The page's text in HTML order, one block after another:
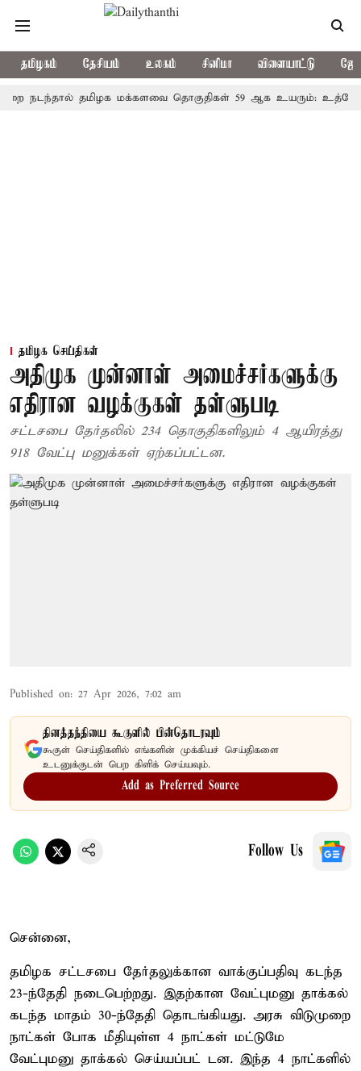
தமிழகம் தேசியம் உலகம் சினிமா விளையாட்டு
தமிழக மக்களவை தொகுதிகள் 59 ஆக உயரும்: உத்தேச
தமிழக செய்திகள்
அதிமுக முன்னாள் அமைச்சர்களுக்கு
எதிரான வழக்குகள் தள்ளுபடி
சட்டசபை தேர்தலில் 234 தொகுதிகளிலும் 4 ஆயிரத்து
918 வேட்பு மனுக்கள் ஏற்கப்பட்டன.
Published on: 27 Apr 2026, 7:02 am
தினத்தந்தியை கூகுளில் பின்தொடரவும்
கூகுள் செய்திகளில் எங்களின் முக்கியச் செய்திகளை
உடனுக்குடன் பெற கிளிக் செய்யவும்.
Add as Preferred Source
Follow Us
சென்னை,
தமிழக சட்டசபை தேர்தலுக்கான வாக்குப்பதிவு கடந்த
23-ந்தேதி நடைபெற்றது. இதற்கான வேட்புமனு தாக்கல்
கடந்த மாதம் 30-ந்தேதி தொடங்கியது. அரசு விடுமுறை
நாட்கள் போக மீதியுள்ள 4 நாட்கள் மட்டுமே
வேட்புமனு தாக்கல் செய்யப்பட் டன. இந்த 4 நாட்களில்